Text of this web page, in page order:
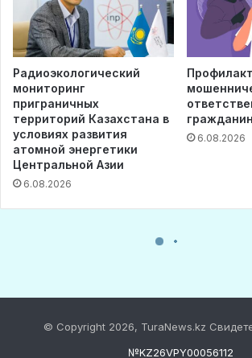
© Copyright 2026, TuraNews.kz
№KZ26VPY00056112